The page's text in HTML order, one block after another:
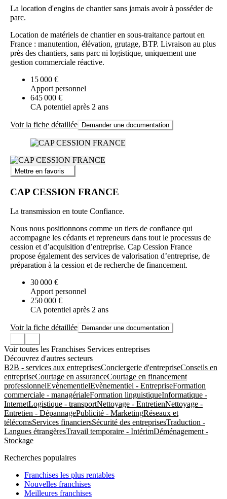
La location d'engins de chantier sans jamais avoir à posséder de
parc.
Location de matériels de chantier en sous-traitance partout en
France : manutention, élévation, grutage, BTP. Livraison au plus
près des chantiers, sans parc ni logistique, uniquement une
gestion commerciale réactive.
15 000 €
Apport personnel
645 000 €
CA potentiel après 2 ans
Voir la fiche détaillée Demander une documentation
Mettre en favoris
CAP CESSION FRANCE
La transmission en toute Confiance.
Nous nous positionnons comme un tiers de confiance qui
accompagne les cédants et repreneurs dans tout le processus de
cession et d’acquisition d’entreprise. Cap Cession France
propose également des services de valorisation d’entreprise, de
préparation à la cession et de recherche de financement.
30 000 €
Apport personnel
250 000 €
CA potentiel après 2 ans
Voir la fiche détaillée Demander une documentation
Voir toutes les Franchises Services entreprises
Découvrez d'autres secteurs
B2B - services aux entreprisesConciergerie d'entrepriseConseils en
entrepriseCourtage en assuranceCourtage en financement
professionnelEvènementielEvènementiel - EntrepriseFormation
commerciale - managérialeFormation linguistiqueInformatique -
InternetLogistique - transportNettoyage - EntretienNettoyage -
Entretien - DépannagePublicité - MarketingRéseaux et
télécomsServices financiersSécurité des entreprisesTraduction -
Langues étrangèresTravail temporaire - IntérimDéménagement -
Stockage
Recherches populaires
Franchises les plus rentables
Nouvelles franchises
Meilleures franchises